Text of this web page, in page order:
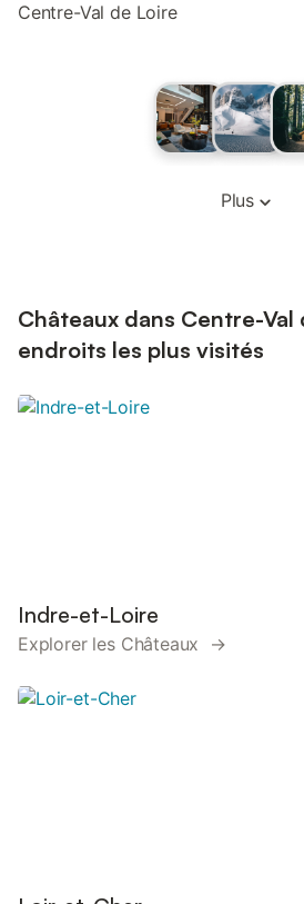
Centre-Val de Loire
Plus
Châteaux dans Centre-Val
endroits les plus visités
Indre-et-Loire
Explorer les Châteaux →